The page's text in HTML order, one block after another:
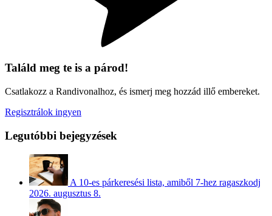
Találd meg te is a párod!
Csatlakozz a Randivonalhoz, és ismerj meg hozzád illő embereket.
Regisztrálok ingyen
Legutóbbi bejegyzések
A 10-es párkeresési lista, amiből 7-hez ragaszkodj
2026. augusztus 8.